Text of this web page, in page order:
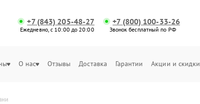
+7 (843) 205-48-27
Ежедневно, с 10:00 до 20:00
+7 (800) 100-33-26
Звонок бесплатный по РФ
О нас Отзывы Доставка Гарантии Акции и скидки